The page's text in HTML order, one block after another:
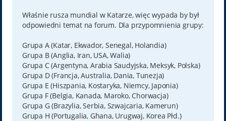
t
Właśnie rusza mundial w Katarze, więc wypada by był
odpowiedni temat na forum. Dla przypomnienia grupy:
Grupa A (Katar, Ekwador, Senegal, Holandia)
Grupa B (Anglia, Iran, USA, Walia)
Grupa C (Argentyna, Arabia Saudyjska, Meksyk, Polska)
Grupa D (Francja, Australia, Dania, Tunezja)
Grupa E (Hiszpania, Kostaryka, Niemcy, Japonia)
Grupa F (Belgia, Kanada, Maroko, Chorwacja)
Grupa G (Brazylia, Serbia, Szwajcaria, Kamerun)
Grupa H (Portugalia, Ghana, Urugwaj, Korea Płd.)